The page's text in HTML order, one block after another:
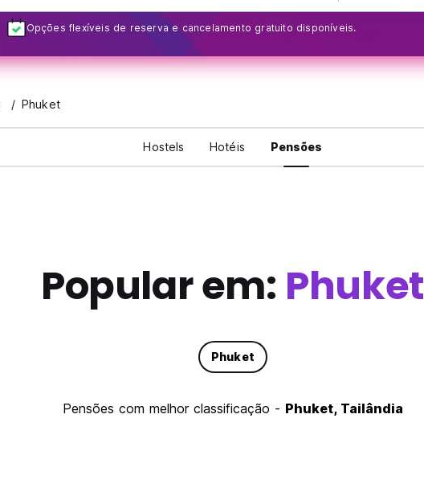
Opções flexíveis de reserva e cancelamento gratuito disponíveis.
Phuket
Hostels Hotéis Pensões
Popular em: Phuket
Phuket
pensões com melhor classificação - Phuket, Tailândia